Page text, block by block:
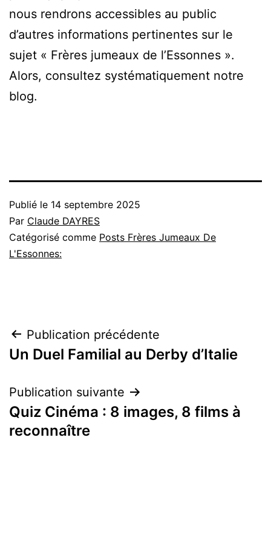
nous rendrons accessibles au public
d’autres informations pertinentes sur le
sujet « Frères jumeaux de l’Essonnes ».
Alors, consultez systématiquement notre
blog.
Publié le 14 septembre 2025
Par Claude DAYRES
Catégorisé comme Posts Frères Jumeaux De
L'Essonnes:
Navigation
de
l’article
Publication précédente
Un Duel Familial au Derby d’Italie
Publication suivante
Quiz Cinéma : 8 images, 8 films à
reconnaître